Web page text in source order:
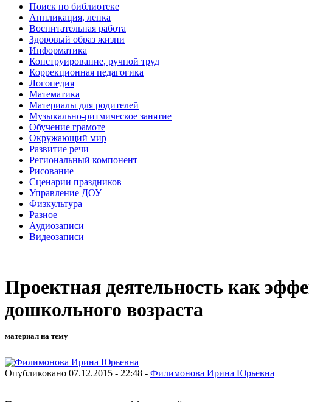
Поиск по библиотеке
Аппликация, лепка
Воспитательная работа
Здоровый образ жизни
Информатика
Конструирование, ручной труд
Коррекционная педагогика
Логопедия
Математика
Материалы для родителей
Музыкально-ритмическое занятие
Обучение грамоте
Окружающий мир
Развитие речи
Региональный компонент
Рисование
Сценарии праздников
Управление ДОУ
Физкультура
Разное
Аудиозаписи
Видеозаписи
Проектная деятельность как
дошкольного возраста
материал на тему
Опубликовано 07.12.2015 - 22:48 - Филимонова Ирина Юрьевна